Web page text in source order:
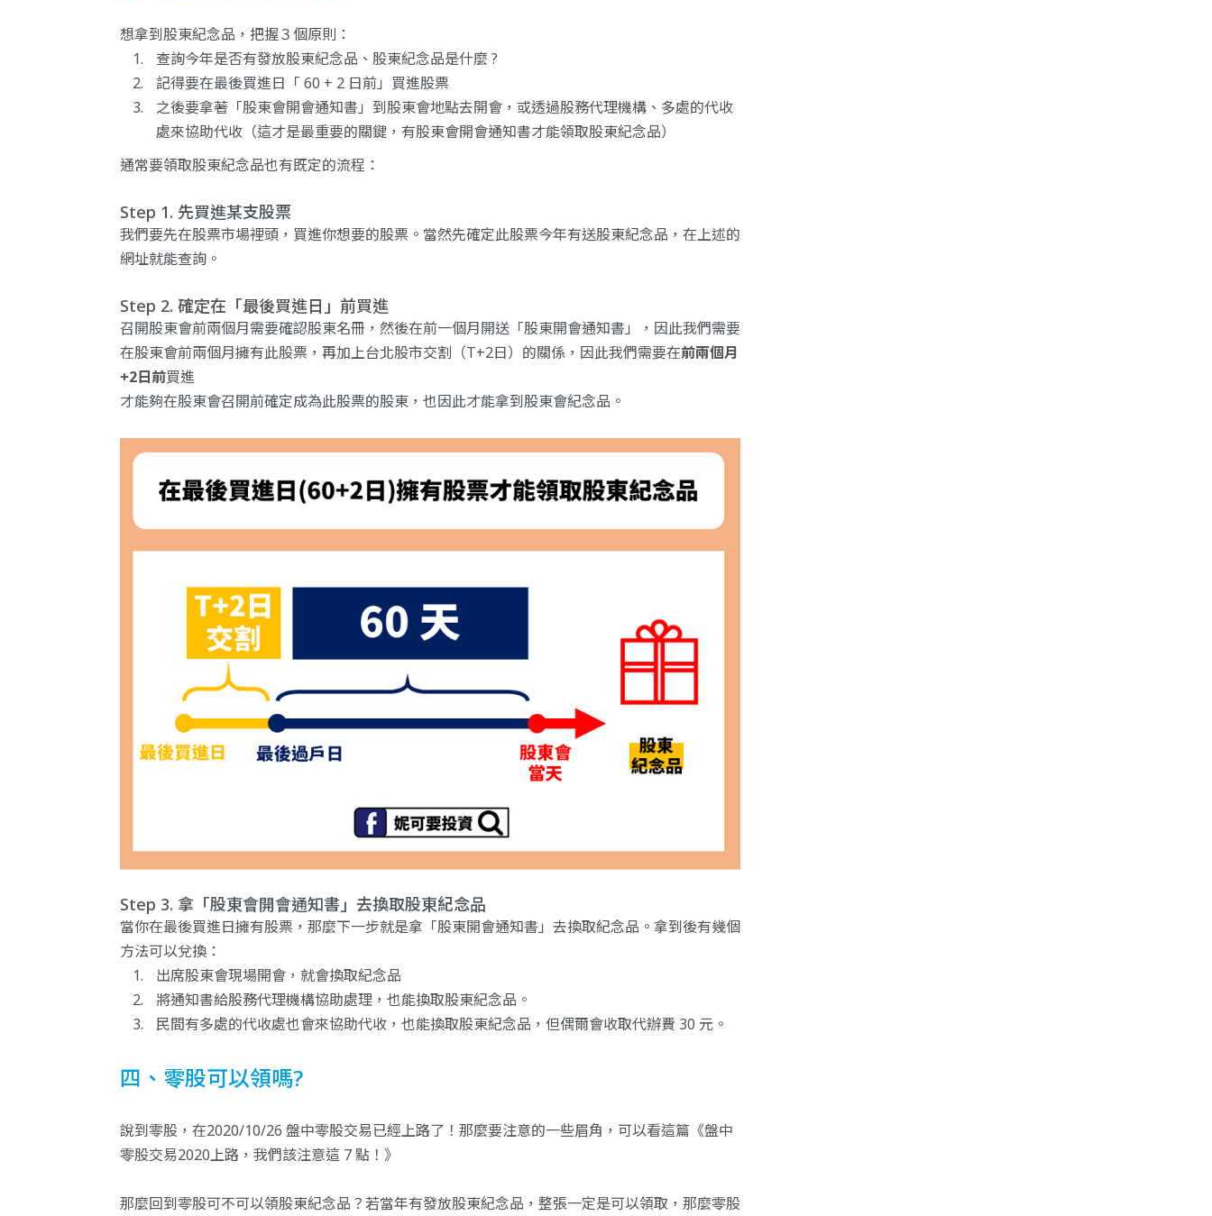
想拿到股東紀念品，把握３個原則：
查詢今年是否有發放股東紀念品、股東紀念品是什麼 ?
記得要在最後買進日「 60 + 2 日前」買進股票
之後要拿著「股東會開會通知書」到股東會地點去開會，或透過股務代理機構、多處的代收
處來協助代收（這才是最重要的關鍵，有股東會開會通知書才能領取股東紀念品）
通常要領取股東紀念品也有既定的流程：
Step 1. 先買進某支股票
我們要先在股票市場裡頭，買進你想要的股票。當然先確定此股票今年有送股東紀念品，在上述的
網址就能查詢。
Step 2. 確定在「最後買進日」前買進
召開股東會前兩個月需要確認股東名冊，然後在前一個月開送「股東開會通知書」，因此我們需要
在股東會前兩個月擁有此股票，再加上台北股市交割（T+2日）的關係，因此我們需要在前兩個月
+2日前買進
才能夠在股東會召開前確定成為此股票的股東，也因此才能拿到股東會紀念品。
Step 3. 拿「股東會開會通知書」去換取股東紀念品
當你在最後買進日擁有股票，那麼下一步就是拿「股東開會通知書」去換取紀念品。拿到後有幾個
方法可以兌換：
出席股東會現場開會，就會換取紀念品
將通知書給股務代理機構協助處理，也能換取股東紀念品。
民間有多處的代收處也會來協助代收，也能換取股東紀念品，但偶爾會收取代辦費 30 元。
四、零股可以領嗎?
說到零股，在2020/10/26 盤中零股交易已經上路了！那麼要注意的一些眉角，可以看這篇《盤中
零股交易2020上路，我們該注意這 7 點！ 》
那麼回到零股可不可以領股東紀念品？若當年有發放股東紀念品，整張一定是可以領取，那麼零股